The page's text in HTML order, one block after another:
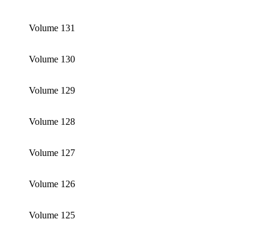
Volume 131
Volume 130
Volume 129
Volume 128
Volume 127
Volume 126
Volume 125